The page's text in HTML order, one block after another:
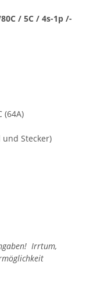
/ 5C / 4s-1p /-
(64A)
und Stecker)
Irrtum,